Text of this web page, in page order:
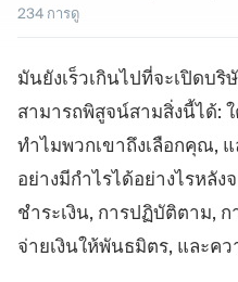
234 การดู
มันยังเร็วเกินไปที่จะเปิดบ
สามารถพิสูจน์สามสิ่งนี้ได้:
ทำไมพวกเขาถึงเลือกคุณ,
อย่างมีกำไรได้อย่างไรหลัง
ชำระเงิน, การปฏิบัติตาม,
จ่ายเงินให้พันธมิตร, และคว
โมดูล
แพลตฟอร์มเทรด
ทรัพยากร